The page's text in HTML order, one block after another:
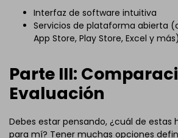
Interfaz de software intuitiva
Servicios de plataforma abierta
App Store, Play Store, Excel y más)
Parte III:
Evaluación
Debes estar pensando, ¿cuál de estas
para mí? Tener muchas opciones